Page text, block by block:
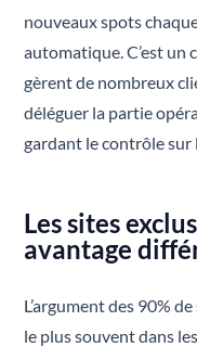
nouveaux spots
automatique. C’est
gèrent de nombreux
déléguer la partie
gardant le contrôle sur
Les sites
avantage
L’argument des 90%
le plus souvent dans